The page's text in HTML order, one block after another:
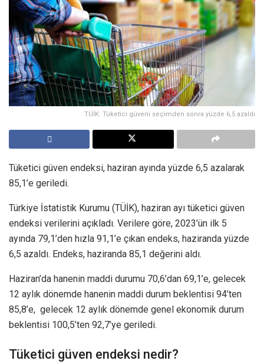
TÜİK: Tüketici güveni seçimden sonra yüzde 6,5 azaldı
Tüketici güven endeksi, haziran ayında yüzde 6,5 azalarak
85,1’e geriledi.
Türkiye İstatistik Kurumu (TÜİK), haziran ayı tüketici güven
endeksi verilerini açıkladı. Verilere göre, 2023’ün ilk 5
ayında 79,1’den hızla 91,1’e çıkan endeks, haziranda yüzde
6,5 azaldı. Endeks, haziranda 85,1 değerini aldı.
Haziran’da hanenin maddi durumu 70,6’dan 69,1’e, gelecek
12 aylık dönemde hanenin maddi durum beklentisi 94’ten
85,8’e, gelecek 12 aylık dönemde genel ekonomik durum
beklentisi 100,5’ten 92,7’ye geriledi.
Tüketici güven endeksi nedir?